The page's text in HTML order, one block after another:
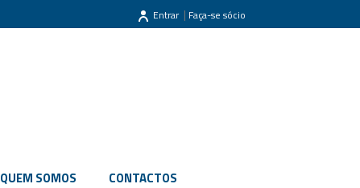
Entrar | Faça-se sócio
QUEM SOMOS CONTACTOS